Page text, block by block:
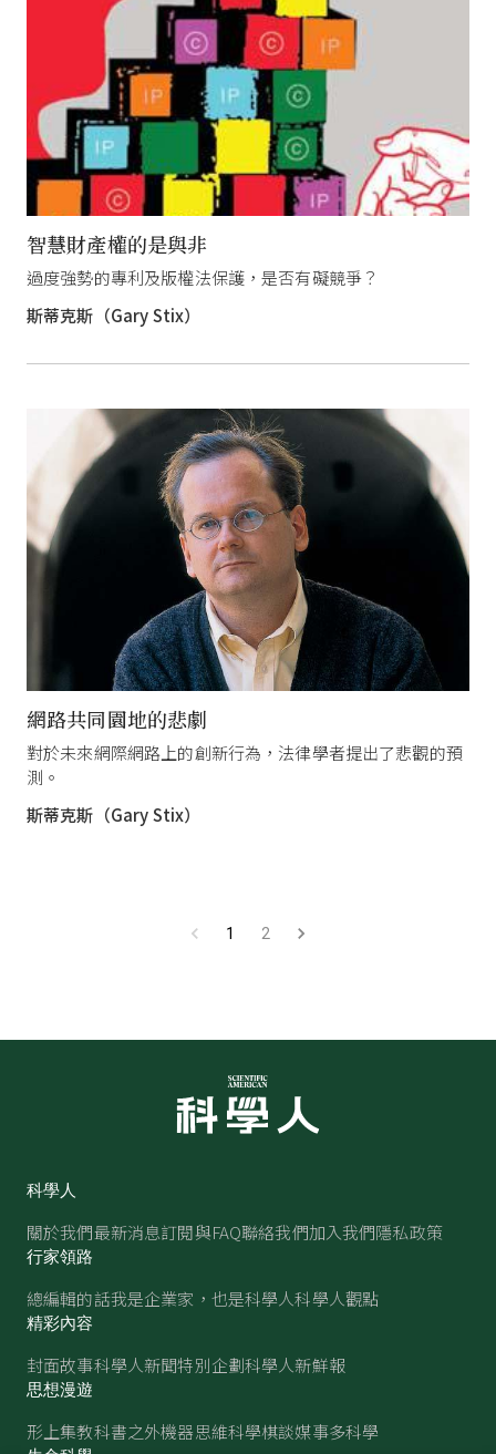
智慧財產權的是與非
過度強勢的專利及版權法保護，是否有礙競爭？
斯蒂克斯（Gary Stix）
網路共同園地的悲劇
對於未來網際網路上的創新行為，法律學者提出了悲觀的預
測。
斯蒂克斯（Gary Stix）
1 2
科學人
關於我們最新消息訂閱與FAQ聯絡我們加入我們隱私政策
行家領路
總編輯的話我是企業家，也是科學人科學人觀點
精彩內容
封面故事科學人新聞特別企劃科學人新鮮報
思想漫遊
形上集教科書之外機器思維科學棋談媒事多科學